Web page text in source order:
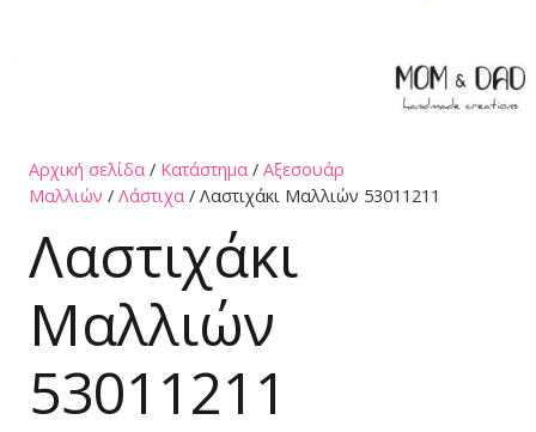
Αρχική σελίδα / Κατάστημα / Αξεσουάρ
Μαλλιών / Λάστιχα / Λαστιχάκι Μαλλιών 53011211
Λαστιχάκι
Μαλλιών
53011211